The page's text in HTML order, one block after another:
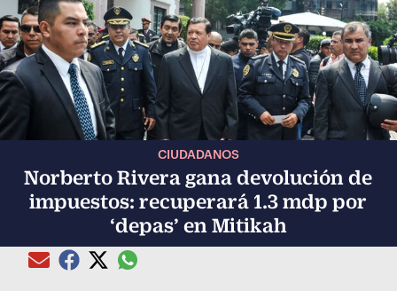
CIUDADANOS
Norberto Rivera gana devolución de
impuestos: recuperará 1.3 mdp por
‘depas’ en Mitikah
Compartir el artículo actual mediante Email
Compartir el artículo actual mediante Facebook
Compartir el artículo actual mediante Twitter
Compartir el artículo actual mediante